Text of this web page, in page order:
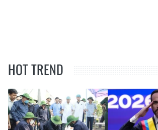
HOT TREND